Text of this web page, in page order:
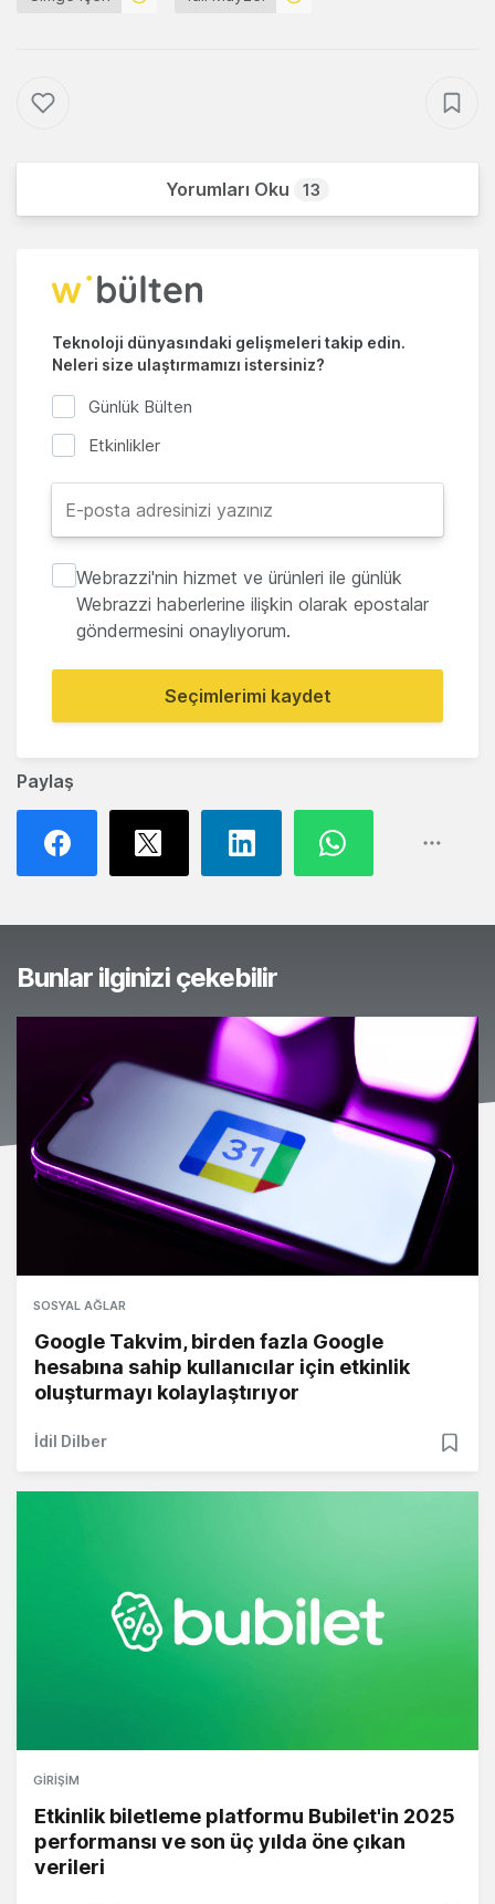
Paylaş
Yorumları Oku 13
Teknoloji dünyasındaki gelişmeleri takip edin.
Neleri size ulaştırmamızı istersiniz?
Günlük Bülten
Etkinlikler
Webrazzi'nin hizmet ve ürünleri ile günlük
Webrazzi haberlerine ilişkin olarak epostalar
göndermesini onaylıyorum.
Seçimlerimi kaydet
Bunlar ilginizi çekebilir
SOSYAL AĞLAR
Google Takvim, birden fazla Google
hesabına sahip kullanıcılar için etkinlik
oluşturmayı kolaylaştırıyor
İdil Dilber
GIRIŞIM
Etkinlik biletleme platformu Bubilet'in 2025
performansı ve son üç yılda öne çıkan
verileri